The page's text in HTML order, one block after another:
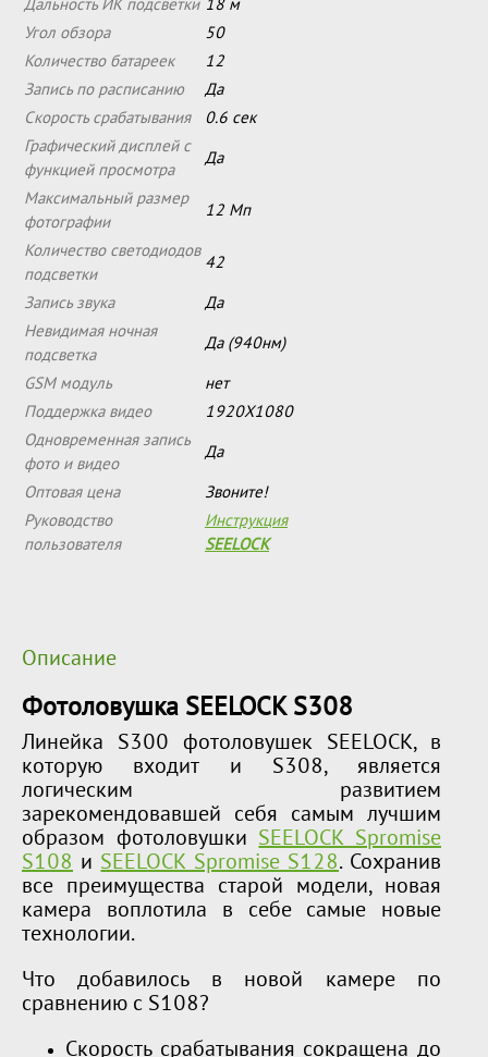
Дальность ИК подсветки 18 м
Угол обзора
50
Количество батареек
12
Запись по расписанию
Да
Скорость срабатывания
0.6 сек
Графический дисплей с
функцией просмотра
Да
Максимальный размер
фотографии
12 Мп
Количество светодиодов
подсветки
42
Запись звука
Да
Невидимая ночная
подсветка
Да (940нм)
GSM модуль
нет
Поддержка видео
1920Х1080
Одновременная запись
фото и видео
Да
Оптовая цена
Звоните!
Руководство
пользователя
Инструкция
SEELOCK
Описание
Фотоловушка SEELOCK S308
Линейка S300 фотоловушек SEELOCK, в
которую входит и S308, является
логическим развитием
зарекомендовавшей себя самым лучшим
образом фотоловушки SEELOCK Spromise
S108 и SEELOCK Spromise S128. Сохранив
все преимущества старой модели, новая
камера воплотила в себе самые новые
технологии.
Что добавилось в новой камере по
сравнению с S108?
Скорость срабатывания сокращена до